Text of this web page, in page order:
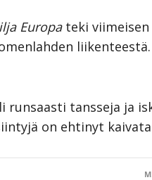
Europateki viimeisen
runsaasti tansseja ja
on ehtinyt